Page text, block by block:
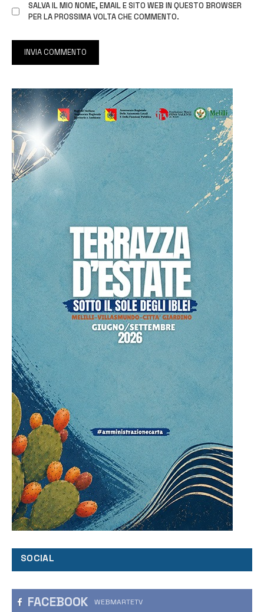
SALVA IL MIO NOME, EMAIL E SITO WEB IN QUESTO BROWSER
PER LA PROSSIMA VOLTA CHE COMMENTO.
SOCIAL
FACEBOOK WEBMARTETV